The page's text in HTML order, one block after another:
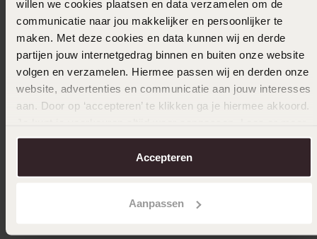
willen we cookies plaatsen en data verzamelen om de
communicatie naar jou makkelijker en persoonlijker te
maken. Met deze cookies en data kunnen wij en derde
partijen jouw internetgedrag binnen en buiten onze website
volgen en verzamelen. Hiermee passen wij en derden onze
website, advertenties en communicatie aan jouw interesses
aan. Door op ‘accepteren’ te klikken ga je hiermee akkoord.
over in onscookiebeleid.
Accepteren
Aanpassen
15-02-2025 - Altagracia B.
Ik gebruik het voor dagelijks gebruik. Ik
wissel elke dag af van casio. Waarom ik
outfit aan heb op werk.
Uitverkocht